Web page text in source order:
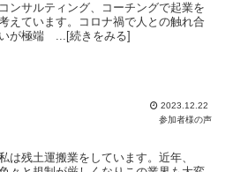
コンサルティング、コーチングで起業を
えています。コロナ禍で人との触れ合
いが極端 ...[続きをみる]
2023.12.22
参加者様の声
は残土運搬業をしています。近年、